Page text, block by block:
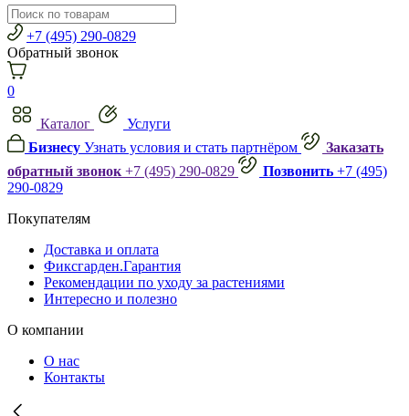
+7 (495) 290-0829
Обратный звонок
0
Каталог
Услуги
Бизнесу Узнать условия и стать партнёром
Заказать
обратный звонок +7 (495) 290-0829 Позвонить +7 (495)
290-0829
Покупателям
Доставка и оплата
Фиксгарден.Гарантия
Рекомендации по уходу за растениями
Интересно и полезно
О компании
О нас
Контакты